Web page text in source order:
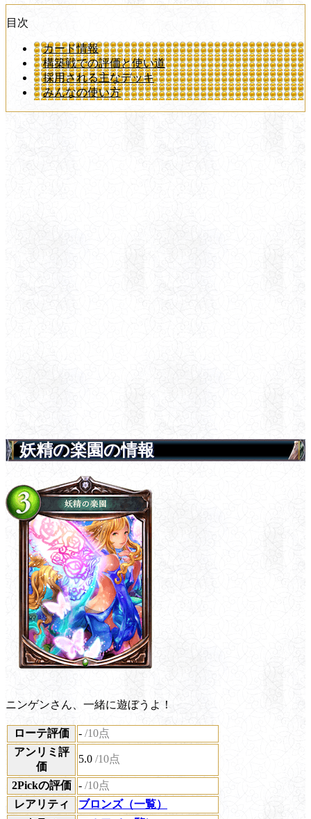
目次
カード情報
構築戦での評価と使い道
採用される主なデッキ
みんなの使い方
妖精の楽園の情報
ニンゲンさん、一緒に遊ぼうよ！
ローテ評価 - /10点
アンリミ評
価
5.0 /10点
2Pickの評価 - /10点
レアリティ
ブロンズ（一覧）